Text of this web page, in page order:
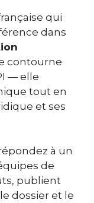
qui
dans
contourne
— elle
tout en
et ses
à un
de
publient
dossier et le